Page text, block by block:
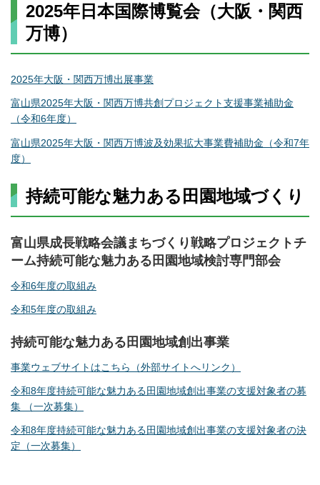
2025年日本国際博覧会（大阪・関西
万博）
2025年大阪・関西万博出展事業
富山県2025年大阪・関西万博共創プロジェクト支援事業補助金
（令和6年度）
富山県2025年大阪・関西万博波及効果拡大事業費補助金（令和7年
度）
持続可能な魅力ある田園地域づくり
富山県成長戦略会議まちづくり戦略プロジェクトチ
ーム持続可能な魅力ある田園地域検討専門部会
令和6年度の取組み
令和5年度の取組み
持続可能な魅力ある田園地域創出事業
事業ウェブサイトはこちら（外部サイトへリンク）
令和8年度持続可能な魅力ある田園地域創出事業の支援対象者の募
集 （一次募集）
令和8年度持続可能な魅力ある田園地域創出事業の支援対象者の決
定（一次募集）